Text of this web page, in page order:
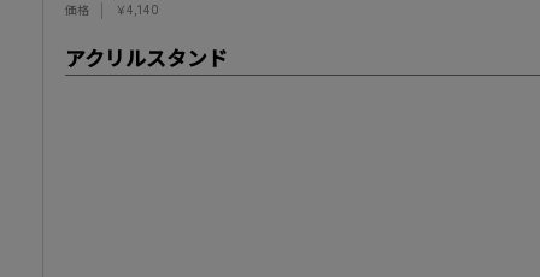
価格
￥4,140
アクリルスタンド